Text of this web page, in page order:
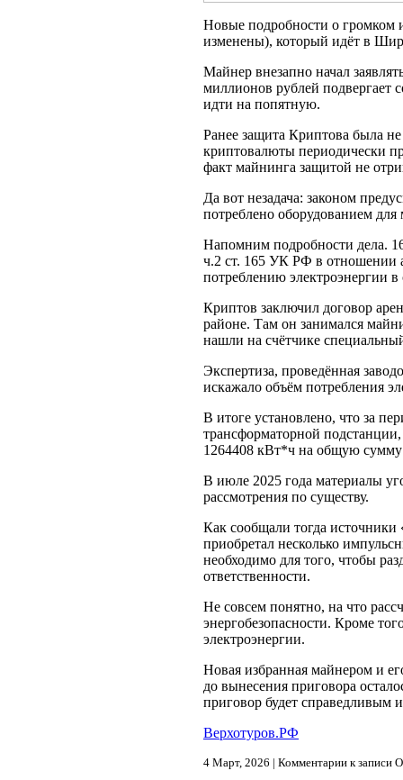
Новые подробности о громком
изменены), который идёт в
Майнер внезапно начал
миллионов рублей подвергает
идти на попятную.
Ранее защита Криптова была
криптовалюты периодически
факт майнинга защитой не
Да вот незадача: законом
потреблено оборудованием
Напомним подробности дела.
ч.2 ст. 165 УК РФ в отношении
потреблению электроэнергии
Криптов заключил договор
районе. Там он занимался
нашли на счётчике
Экспертиза, проведённая
искажало объём потребления
В итоге установлено, что за
трансформаторной
1264408 кВт*ч на общую
В июле 2025 года материалы
рассмотрения по существу.
Как сообщали тогда
приобретал несколько
необходимо для того, чтобы
ответственности.
Не совсем понятно, на что
энергобезопасности. Кроме
электроэнергии.
Новая избранная майнером и
до вынесения приговора
приговор будет справедливым
Верхотуров.РФ
4 Март, 2026 | Комментарии к записи